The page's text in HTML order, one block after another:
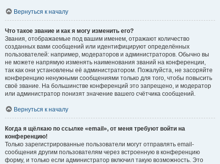
Вернуться к началу
Что такое звание и как я могу изменить его?
Звания, отображаемые под вашим именем, отражают количество
созданных вами сообщений или идентифицируют определённых
пользователей: например, модераторов и администраторов. Обычно вы
не можете напрямую изменять наименования званий на конференции,
так как они установлены её администратором. Пожалуйста, не засоряйте
конференцию ненужными сообщениями только для того, чтобы повысить
своё звание. На большинстве конференций это запрещено, и модератор
или администратор понизят значение вашего счётчика сообщений.
Вернуться к началу
Когда я щёлкаю по ссылке «email», от меня требуют войти на
конференцию!
Только зарегистрированные пользователи могут отправлять email-
сообщения другим пользователям через встроенную в конференцию
форму, и только если администратор включил такую возможность. Это